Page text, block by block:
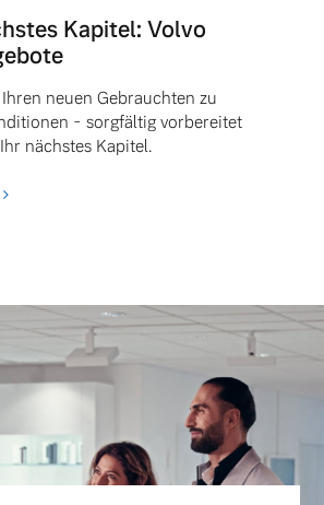
Kapitel: Volvo
neuen Gebrauchten zu
- sorgfältig vorbereitet
nächstes Kapitel.